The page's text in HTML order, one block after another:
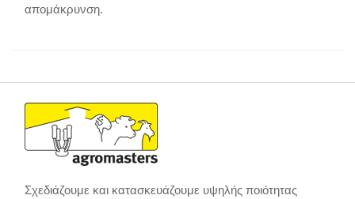
απομάκρυνση.
Σχεδιάζουμε και κατασκευάζουμε υψηλής ποιότητας